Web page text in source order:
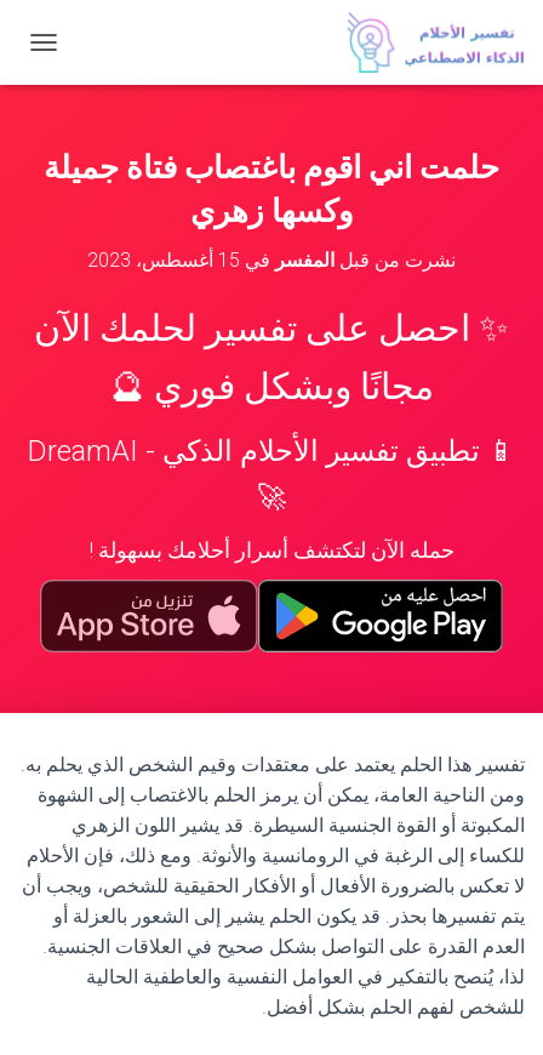
ب
حلمت اني اقوم باغتصاب فتاة جميلة
وكسها زهري
نشرت من قبل المفسر في 15 أغسطس، 2023
✨ احصل على تفسير لحلمك الآن
مجانًا وبشكل فوري 🔮
📱 تطبيق تفسير الأحلام الذكي - DreamAI
🚀
حمله الآن لتكتشف أسرار أحلامك بسهولة !
تفسير هذا الحلم يعتمد على معتقدات وقيم الشخص الذي يحلم به.
ومن الناحية العامة، يمكن أن يرمز الحلم بالاغتصاب إلى الشهوة
المكبوتة أو القوة الجنسية السيطرة. قد يشير اللون الزهري
للكساء إلى الرغبة في الرومانسية والأنوثة. ومع ذلك، فإن الأحلام
لا تعكس بالضرورة الأفعال أو الأفكار الحقيقية للشخص، ويجب أن
يتم تفسيرها بحذر. قد يكون الحلم يشير إلى الشعور بالعزلة أو
العدم القدرة على التواصل بشكل صحيح في العلاقات الجنسية.
لذا، يُنصح بالتفكير في العوامل النفسية والعاطفية الحالية
للشخص لفهم الحلم بشكل أفضل.